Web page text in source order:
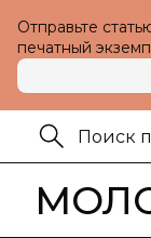
Отправьте
печатный